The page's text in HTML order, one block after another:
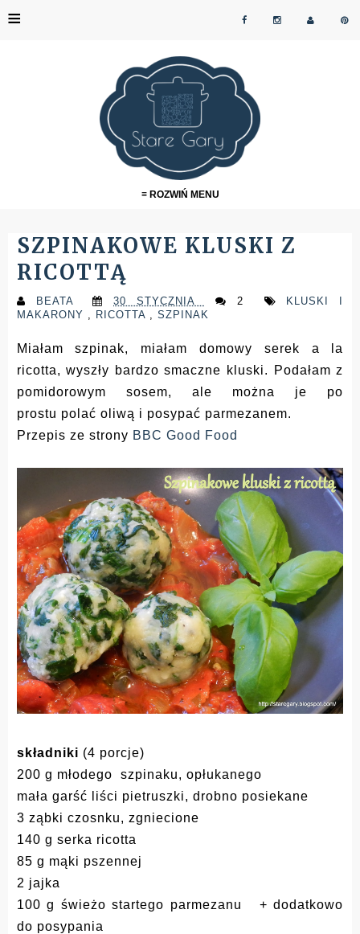
≡
≡ ROZWIŃ MENU
SZPINAKOWE KLUSKI Z
RICOTTĄ
BEATA 30 STYCZNIA 2
KLUSKI I
MAKARONY , RICOTTA , SZPINAK
Miałam szpinak, miałam domowy serek a la
ricotta, wyszły bardzo smaczne kluski. Podałam z
pomidorowym sosem, ale można je po
prostu polać oliwą i posypać parmezanem.
Przepis ze strony BBC Good Food
składniki (4 porcje)
200 g młodego szpinaku, opłukanego
mała garść liści pietruszki, drobno posiekane
3 ząbki czosnku, zgniecione
140 g serka ricotta
85 g mąki pszennej
2 jajka
100 g świeżo startego parmezanu + dodatkowo
do posypania